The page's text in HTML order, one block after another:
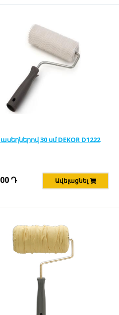
30 սմ DEKOR D1222
Դ Ավելացնել